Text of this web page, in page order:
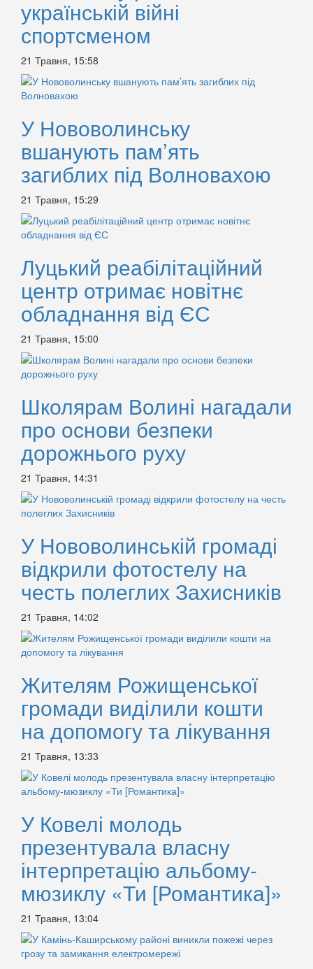
українській війні
спортсменом
21 Травня, 15:58
У Нововолинську
вшанують пам’ять
загиблих під Волновахою
21 Травня, 15:29
Луцький реабілітаційний
центр отримає новітнє
обладнання від ЄС
21 Травня, 15:00
Школярам Волині нагадали
про основи безпеки
дорожнього руху
21 Травня, 14:31
У Нововолинській громаді
відкрили фотостелу на
честь полеглих Захисників
21 Травня, 14:02
Жителям Рожищенської
громади виділили кошти
на допомогу та лікування
21 Травня, 13:33
У Ковелі молодь
презентувала власну
інтерпретацію альбому-
мюзиклу «Ти [Романтика]»
21 Травня, 13:04